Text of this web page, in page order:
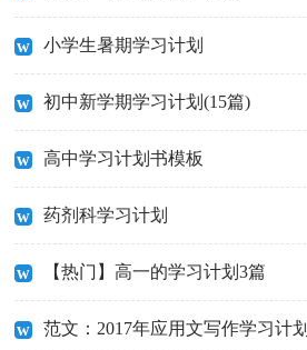
小学生暑期学习计划
初中新学期学习计划(15篇)
高中学习计划书模板
药剂科学习计划
【热门】高一的学习计划3篇
范文：2017年应用文写作学习计划